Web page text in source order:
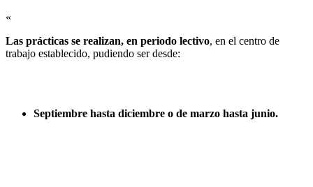
«
Las prácticas se realizan, en periodo lectivo, en el centro de
trabajo establecido, pudiendo ser desde:
Septiembre hasta diciembre o de marzo hasta junio.